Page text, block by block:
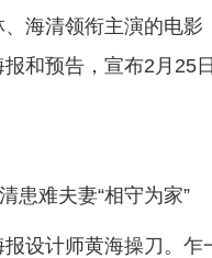
海清领衔主演的电
和预告，宣布2月25
患难夫妻“相守为家”
设计师黄海操刀。